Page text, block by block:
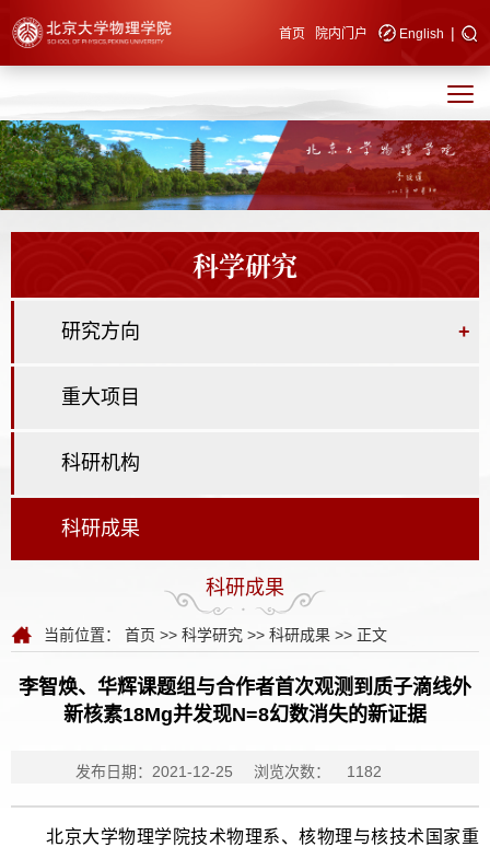
快速导航 首页 院内门户 English |
科学研究
研究方向 +
重大项目
科研机构
科研成果
科研成果
当前位置： 首页 >> 科学研究 >> 科研成果 >> 正文
李智焕、华辉课题组与合作者首次观测到质子滴线外
新核素18Mg并发现N=8幻数消失的新证据
发布日期：2021-12-25 浏览次数： 1182
北京大学物理学院技术物理系、核物理与核技术国家重